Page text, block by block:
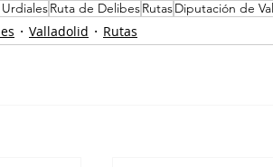
Ruta de DelibesRutasDiputación de
Valladolid Rutas